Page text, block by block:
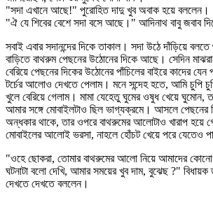
"সদা এখানে আছে!" পুরোহিত দাদু খুব অবাক হয়ে বললেন।
"ঐ যে শিবের বেশে সদা বসে আছে।" আদিনাথ বাবু জবাব
সবাই এবার সদানন্দের দিকে তাকাল। সদা উঠে দাঁড়িয়ে
বাড়িতে বাথরুম পেছনের উঠোনের দিকে আছে। সেদিন
বেরিয়ে পেছনের দিকের উঠোনের পাঁচিলের বাইরে কাদের
টর্চের আলোও দেখতে পেলাম। মনে সন্দেহ হতে, আমি চুপি
খুলে বেরিয়ে গেলাম। মামা যেহেতু ঘুমের ওষুধ খেয়ে ঘুমোন,
আমার সঙ্গে মোবাইলটাও ছিল ভাগ্যক্রমে। আসলে পেছনের
অন্ধকার থাকে, তার ওপরে বাথরুমের আলোটাও খারাপ হয়ে
মোবাইলের আলোই ভরসা, নাহলে হোঁচট খেয়ে পরে যেতেও
"ওহে ছোকরা, তোমার বাথরুমের আলো নিয়ে আমাদের কোনো
ঘটনাটা বলো দেখি, আমার সময়ের খুব দাম, বুঝেছ ?" বিধায়ক
দেখতে দেখতে বললেন।